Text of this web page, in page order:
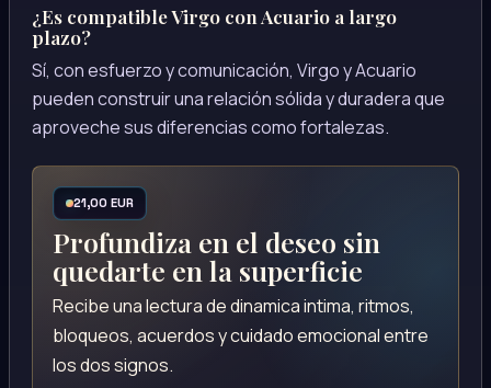
¿Es compatible Virgo con Acuario a largo
plazo?
Sí, con esfuerzo y comunicación, Virgo y Acuario
pueden construir una relación sólida y duradera que
aproveche sus diferencias como fortalezas.
21,00 EUR
Profundiza en el deseo sin
quedarte en la superficie
Recibe una lectura de dinamica intima, ritmos,
bloqueos, acuerdos y cuidado emocional entre
los dos signos.